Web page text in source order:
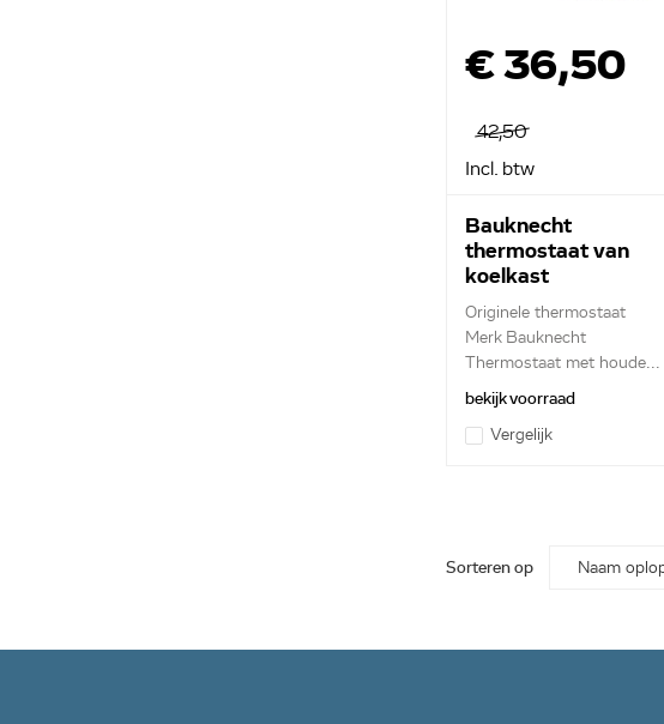
€ 36,50
42,50
Incl. btw
Bauknecht
thermostaat van
koelkast
481228238083
Originele thermostaat
Merk Bauknecht
Thermostaat met houde...
bekijk voorraad
Vergelijk
Sorteren op